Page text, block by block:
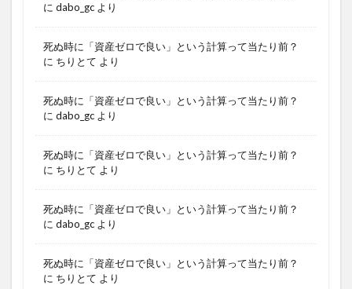
に dabo_gc より
死ぬ時に「資産ゼロで良い」という計算って当たり前？
に ちりとて より
死ぬ時に「資産ゼロで良い」という計算って当たり前？
に dabo_gc より
死ぬ時に「資産ゼロで良い」という計算って当たり前？
に ちりとて より
死ぬ時に「資産ゼロで良い」という計算って当たり前？
に dabo_gc より
死ぬ時に「資産ゼロで良い」という計算って当たり前？
に ちりとて より